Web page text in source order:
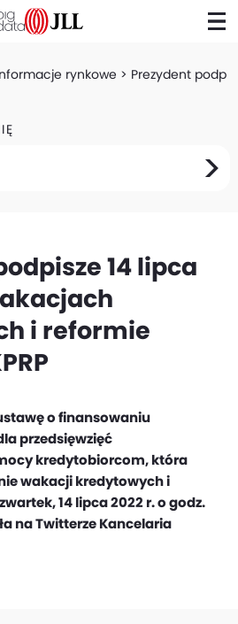
rynkowe Prezydent
14 lipca
i reformie
o finansowaniu
przedsięwzięć
kredytobiorcom, która
wakacji kredytowych i
14 lipca 2022 r. o godz.
na Twitterze Kancelaria